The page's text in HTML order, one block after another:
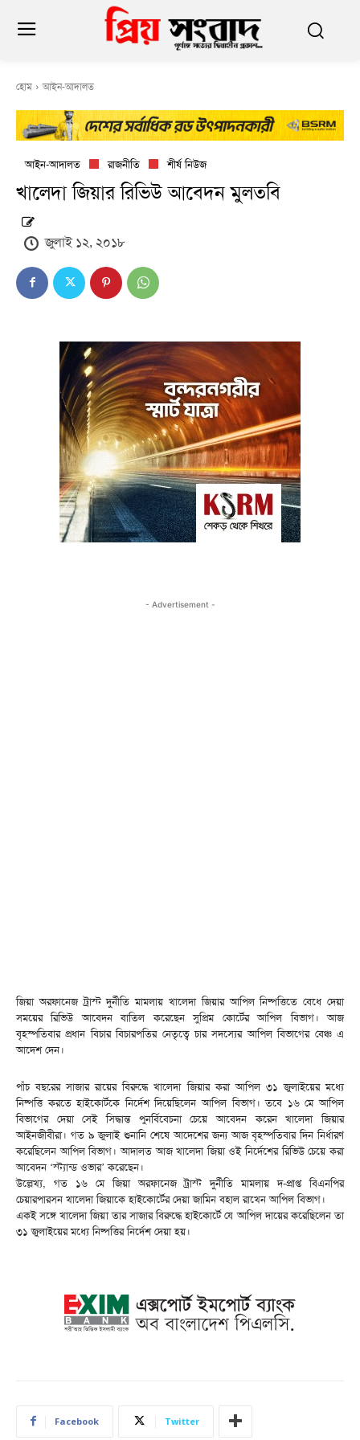
হোম আইন-আদালত
আইন-আদালত রাজনীতি শীর্ষ নিউজ
খালেদা জিয়ার রিভিউ আবেদন মুলতবি
জুলাই ১২, ২০১৮
- Advertisement -
জিয়া অরফানেজ ট্রাস্ট দুর্নীতি মামলায় খালেদা জিয়ার আপিল নিষ্পত্তিতে বেধে দেয়া
সময়ের রিভিউ আবেদন বাতিল করেছেন সুপ্রিম কোর্টের আপিল বিভাগ। আজ
বৃহস্পতিবার প্রধান বিচার বিচারপতির নেতৃত্বে চার সদস্যের আপিল বিভাগের বেঞ্চ এ
আদেশ দেন।
পাঁচ বছরের সাজার রায়ের বিরুদ্ধে খালেদা জিয়ার করা আপিল ৩১ জুলাইয়ের মধ্যে
নিষ্পত্তি করতে হাইকোর্টকে নির্দেশ দিয়েছিলেন আপিল বিভাগ। তবে ১৬ মে আপিল
বিভাগের দেয়া সেই সিদ্ধান্ত পুনর্বিবেচনা চেয়ে আবেদন করেন খালেদা জিয়ার
আইনজীবীরা। গত ৯ জুলাই শুনানি শেষে আদেশের জন্য আজ বৃহস্পতিবার দিন নির্ধারণ
করেছিলেন আপিল বিভাগ। আদালত আজ খালেদা জিয়া ওই নির্দেশের রিভিউ চেয়ে করা
আবেদন ‘স্ট্যান্ড ওভার’ করেছেন।
উল্লেখ্য, গত ১৬ মে জিয়া অরফানেজ ট্রাস্ট দুর্নীতি মামলায় দ-প্রাপ্ত বিএনপির
চেয়ারপারসন খালেদা জিয়াকে হাইকোর্টের দেয়া জামিন বহাল রাখেন আপিল বিভাগ।
একই সঙ্গে খালেদা জিয়া তার সাজার বিরুদ্ধে হাইকোর্টে যে আপিল দায়ের করেছিলেন তা
৩১ জুলাইয়ের মধ্যে নিষ্পত্তির নির্দেশ দেয়া হয়।
Facebook Twitter